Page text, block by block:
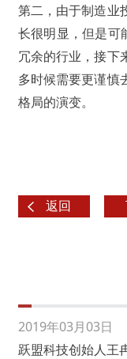
第二，由于制造业
长很明显，但是可
冗余的行业，接下
多时候需要更谨慎
格局的演变。
返回
2019年03月03日
跃盟科技创始人王